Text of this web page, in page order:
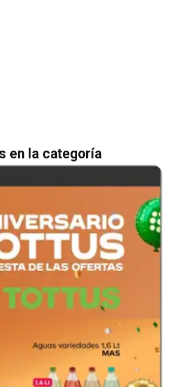
en la categoría